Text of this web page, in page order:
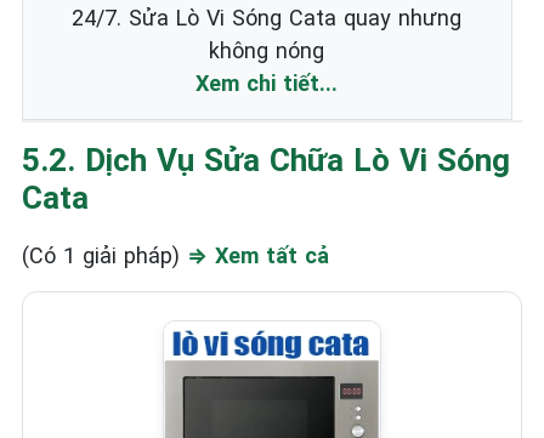
24/7. Sửa Lò Vi Sóng Cata quay nhưng
không nóng
Xem chi tiết...
5.2. Dịch Vụ Sửa Chữa Lò Vi Sóng
Cata
(Có 1 giải pháp) ⇒ Xem tất cả